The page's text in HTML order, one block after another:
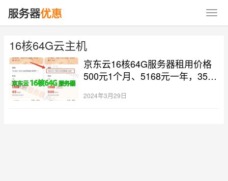
16核64G云主机
京东云16核64G服务器租用价格
500元1个月、5168元一年，35M
2024年3月29日